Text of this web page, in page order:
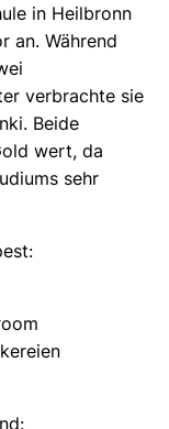
in Heilbronn
an. Während
verbrachte sie
Beide
wert, da
sehr